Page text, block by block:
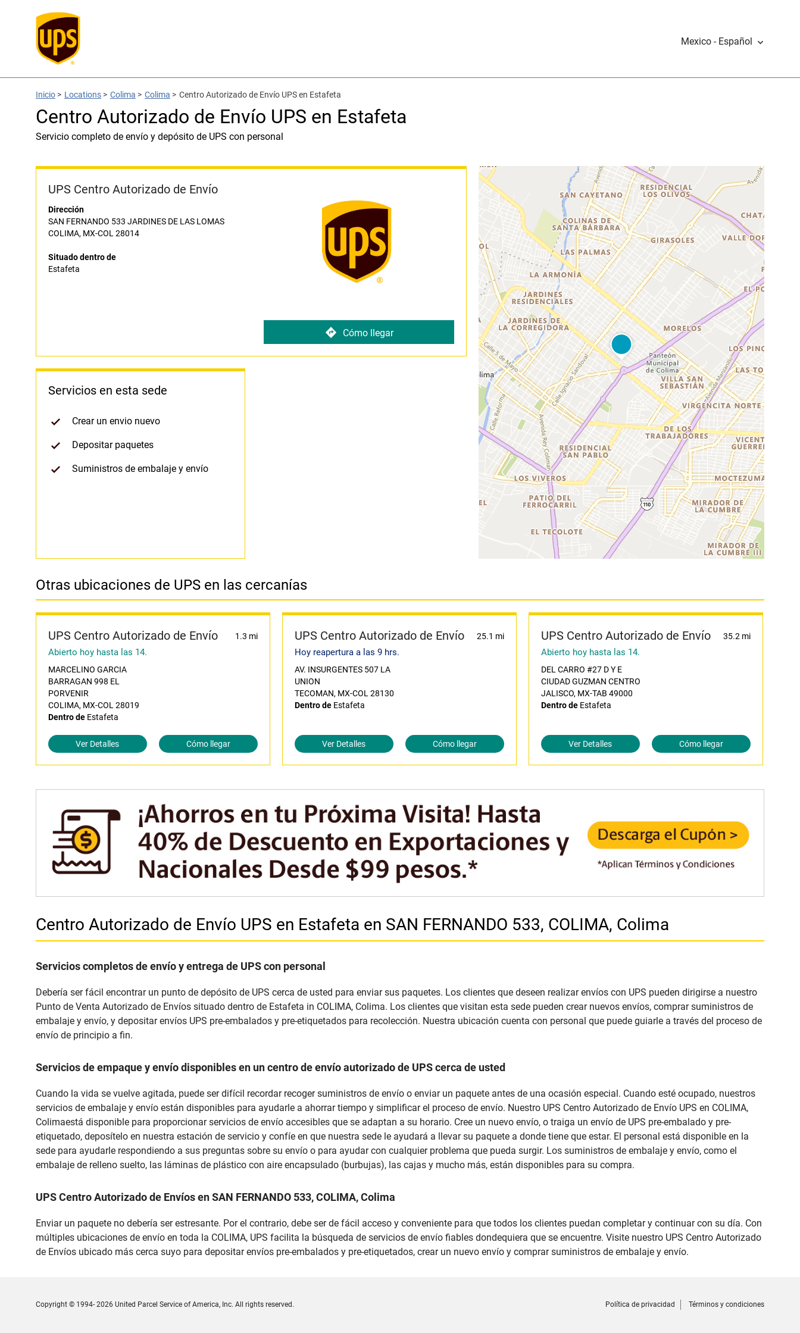
Mexico - Español
Inicio > Locations > Colima > Colima > Centro Autorizado de Envío UPS en Estafeta
Centro Autorizado de Envío UPS en Estafeta
Servicio completo de envío y depósito de UPS con personal
UPS Centro Autorizado de Envío
Dirección
SAN FERNANDO 533 JARDINES DE LAS LOMAS
COLIMA, MX-COL 28014
Situado dentro de
Estafeta
Cómo llegar
Servicios en esta sede
Crear un envio nuevo
Depositar paquetes
Suministros de embalaje y envío
Otras ubicaciones de UPS en las cercanías
UPS Centro Autorizado de Envío 1.3 mi
Abierto hoy hasta las 14.
MARCELINO GARCIA
BARRAGAN 998 EL
PORVENIR
COLIMA, MX-COL 28019
Dentro de Estafeta
Ver Detalles Cómo llegar
UPS Centro Autorizado de Envío 25.1 mi
Hoy reapertura a las 9 hrs.
AV. INSURGENTES 507 LA
UNION
TECOMAN, MX-COL 28130
Dentro deEstafeta
Ver Detalles Cómo llegar
UPS Centro Autorizado de Envío 35.2 mi
Abierto hoy hasta las 14.
DEL CARRO #27 D Y E
CIUDAD GUZMAN CENTRO
JALISCO, MX-TAB 49000
Dentro deEstafeta
Ver Detalles Cómo llegar
Centro Autorizado de Envío UPS en Estafeta en SAN FERNANDO 533, COLIMA, Colima
Servicios completos de envío y entrega de UPS con personal
Debería ser fácil encontrar un punto de depósito de UPS cerca de usted para enviar sus paquetes. Los clientes que deseen realizar envíos con UPS pueden dirigirse a nuestro
Punto de Venta Autorizado de Envíos situado dentro de Estafeta in COLIMA, Colima. Los clientes que visitan esta sede pueden crear nuevos envíos, comprar suministros de
embalaje y envío, y depositar envíos UPS pre-embalados y pre-etiquetados para recolección. Nuestra ubicación cuenta con personal que puede guiarle a través del proceso de
envío de principio a fin.
Servicios de empaque y envío disponibles en un centro de envío autorizado de UPS cerca de usted
Cuando la vida se vuelve agitada, puede ser difícil recordar recoger suministros de envío o enviar un paquete antes de una ocasión especial. Cuando esté ocupado, nuestros
servicios de embalaje y envío están disponibles para ayudarle a ahorrar tiempo y simplificar el proceso de envío. Nuestro UPS Centro Autorizado de Envío UPS en COLIMA,
Colimaestá disponible para proporcionar servicios de envío accesibles que se adaptan a su horario. Cree un nuevo envío, o traiga un envío de UPS pre-embalado y pre-
etiquetado, deposítelo en nuestra estación de servicio y confíe en que nuestra sede le ayudará a llevar su paquete a donde tiene que estar. El personal está disponible en la
sede para ayudarle respondiendo a sus preguntas sobre su envío o para ayudar con cualquier problema que pueda surgir. Los suministros de embalaje y envío, como el
embalaje de relleno suelto, las láminas de plástico con aire encapsulado (burbujas), las cajas y mucho más, están disponibles para su compra.
UPS Centro Autorizado de Envíos en SAN FERNANDO 533, COLIMA, Colima
Enviar un paquete no debería ser estresante. Por el contrario, debe ser de fácil acceso y conveniente para que todos los clientes puedan completar y continuar con su día. Con
múltiples ubicaciones de envío en toda la COLIMA, UPS facilita la búsqueda de servicios de envío fiables dondequiera que se encuentre. Visite nuestro UPS Centro Autorizado
de Envíos ubicado más cerca suyo para depositar envíos pre-embalados y pre-etiquetados, crear un nuevo envío y comprar suministros de embalaje y envío.
Política de privacidad Términos y condiciones
Copyright © 1994- 2026 United Parcel Service of America, Inc. All rights reserved.